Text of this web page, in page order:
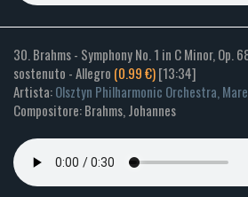
30. Brahms - Symphony No. 1 in C Minor, Op.
sostenuto - Allegro (0.99 €)[13:34]
Artista:Olsztyn Philharmonic Orchestra,
Compositore: Brahms, Johannes